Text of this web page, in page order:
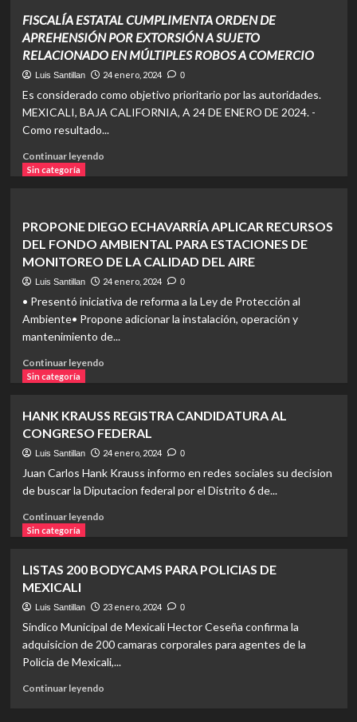
B.C.
CALIENTE
REALIZA
IMPORTANTE
DONATIVO
UNIDADES
MEDICAS
DEL
FISCALÍA ESTATAL CUMPLIMENTA ORDEN DE
APREHENSIÓN POR EXTORSIÓN A SUJETO
RELACIONADO EN MÚLTIPLES ROBOS A COMERCIO
Luis Santillan 24 enero, 2024 0
Es considerado como objetivo prioritario por las autoridades.
MEXICALI, BAJA CALIFORNIA, A 24 DE ENERO DE 2024. -
Como resultado...
Continuar leyendoRead
CUMPLIMENTA
ORDEN
DE
APREHENSIÓN
EXTORSIÓN
A
SUJETO
EN
A
COMERCIO</em>
Sin categoría
PROPONE DIEGO ECHAVARRÍA APLICAR RECURSOS
DEL FONDO AMBIENTAL PARA ESTACIONES DE
MONITOREO DE LA CALIDAD DEL AIRE
Luis Santillan 24 enero, 2024 0
• Presentó iniciativa de reforma a la Ley de Protección al
Ambiente• Propone adicionar la instalación, operación y
mantenimiento de...
Continuar leyendoRead
DIEGO
ECHAVARRÍA
APLICAR
RECURSOS
FONDO
MONITOREO
LA
DEL
AIRE
Sin categoría
HANK KRAUSS REGISTRA CANDIDATURA AL
CONGRESO FEDERAL
Luis Santillan 24 enero, 2024 0
Juan Carlos Hank Krauss informo en redes sociales su decision
de buscar la Diputacion federal por el Distrito 6 de...
Continuar leyendoRead
KRAUSS
CANDIDATURA
AL
FEDERAL
Sin categoría
LISTAS 200 BODYCAMS PARA POLICIAS DE
MEXICALI
Luis Santillan 23 enero, 2024 0
Sindico Municipal de Mexicali Hector Ceseña confirma la
adquisicion de 200 camaras corporales para agentes de la
Policia de Mexicali,...
Continuar leyendoRead